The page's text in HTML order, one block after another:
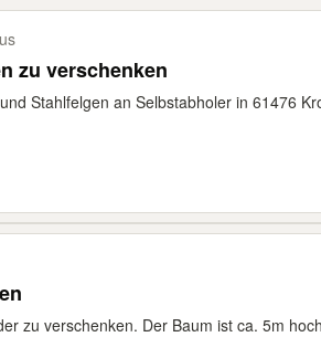
zu verschenken
Stahlfelgen an Selbstabholer in 61476
zu verschenken. Der Baum ist ca. 5m